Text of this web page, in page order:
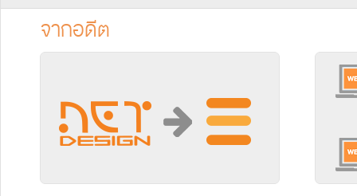
จากอดีต